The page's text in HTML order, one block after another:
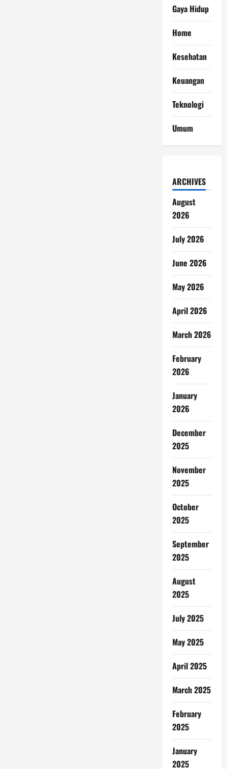
Gaya Hidup
Home
Kesehatan
Keuangan
Teknologi
Umum
ARCHIVES
August
2026
July 2026
June 2026
May 2026
April 2026
March 2026
February
2026
January
2026
December
2025
November
2025
October
2025
September
2025
August
2025
July 2025
May 2025
April 2025
March 2025
February
2025
January
2025